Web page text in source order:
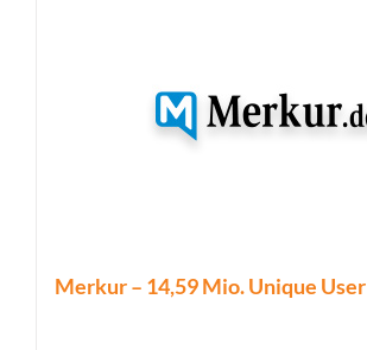
Merkur – 14,59 Mio. Unique User